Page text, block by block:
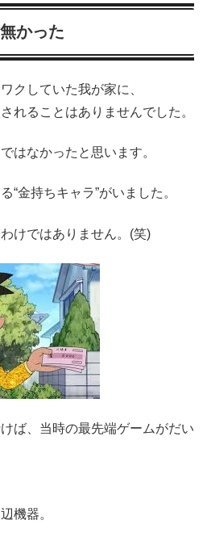
かった
クしていた我が家に、
れることはありませんでした。
はなかったと思います。
“金持ちキャラ”がいました。
けではありません。(笑)
ば、当時の最先端ゲームがだい
機器。